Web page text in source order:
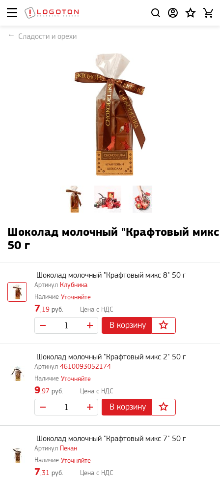
Сладости и орехи
Шоколад молочный "Крафтовый
50 г
Клубника
Шоколад молочный "Крафтовый микс 8" 50 г
Уточняйте
7,19 руб.
В корзину
4610093052174
Шоколад молочный "Крафтовый микс 2" 50 г
Уточняйте
9,97 руб.
В корзину
Пекан
Шоколад молочный "Крафтовый микс 7" 50 г
Уточняйте
7,31 руб.